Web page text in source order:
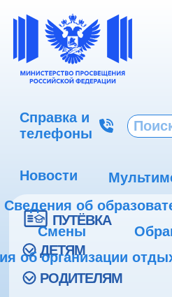
Справка и
телефоны
Новости
Сведения об
Смены
об организации
ПУТЁВКА
ДЕТЯМ
РОДИТЕЛЯМ